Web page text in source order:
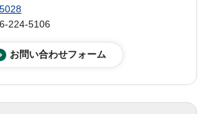
224-5106